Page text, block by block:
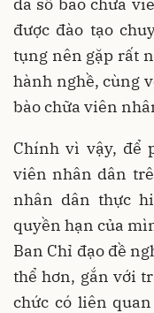
được đào tạo
tụng nên gặp rất
hành nghề, cùng
bào chữa viên
Chính vì vậy, để
viên nhân dân
nhân dân thực
quyền hạn của
Ban Chỉ đạo đề
thể hơn, gắn với
chức có liên